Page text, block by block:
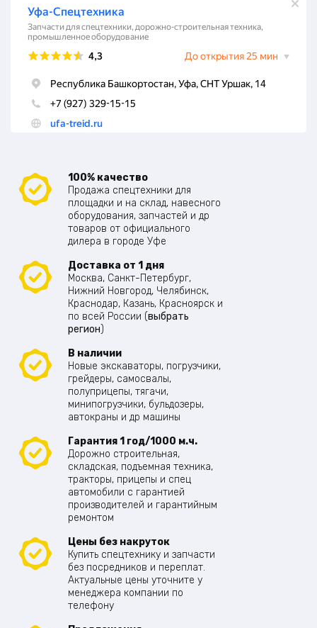
100% качество
Продажа спецтехники для
площадки и на склад, навесного
оборудования, запчастей и др
товаров от официального
дилера в городе Уфе
Доставка от 1 дня
Москва, Санкт-Петербург,
Нижний Новгород, Челябинск,
Краснодар, Казань, Красноярск и
по всей России (выбрать
регион)
В наличии
Новые экскаваторы, погрузчики,
грейдеры, самосвалы,
полуприцепы, тягачи,
минипогрузчики, бульдозеры,
автокраны и др машины
Гарантия 1 год/1000 м.ч.
Дорожно строительная,
складская, подъемная техника,
тракторы, прицепы и спец
автомобили с гарантией
производителей и гарантийным
ремонтом
Цены без накруток
Купить спецтехнику и запчасти
без посредников и переплат.
Актуальные цены уточните у
менеджера компании по
телефону